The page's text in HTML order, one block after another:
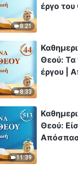
8:21
έργο του
8:33
Θεού: Τα
έργου |
11:39
Θεού: